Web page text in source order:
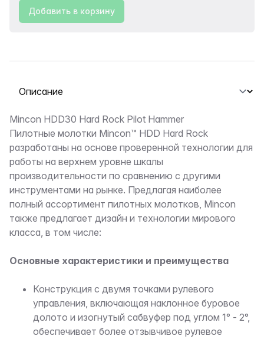
Добавить в корзину
Выберите вкладку
Описание
Mincon HDD30 Hard Rock Pilot Hammer
Пилотные молотки Mincon™ HDD Hard Rock
разработаны на основе проверенной технологии для
работы на верхнем уровне шкалы
производительности по сравнению с другими
инструментами на рынке. Предлагая наиболее
полный ассортимент пилотных молотков, Mincon
также предлагает дизайн и технологии мирового
класса, в том числе:
Основные характеристики и преимущества
Конструкция с двумя точками рулевого
управления, включающая наклонное буровое
долото и изогнутый сабвуфер под углом 1° - 2°,
обеспечивает более отзывчивое рулевое